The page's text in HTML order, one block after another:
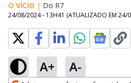
O VÍCIO | Do R7
24/08/2024 - 13H41 (ATUALIZADO EM 24/
A+ A-